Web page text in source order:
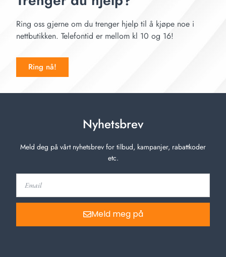
Ring oss gjerne om du trenger hjelp til å kjøpe noe i
nettbutikken. Telefontid er mellom kl 10 og 16!
Ring nå!
Nyhetsbrev
Meld deg på vårt nyhetsbrev for tilbud, kampanjer, rabattkoder
etc.
Meld meg på